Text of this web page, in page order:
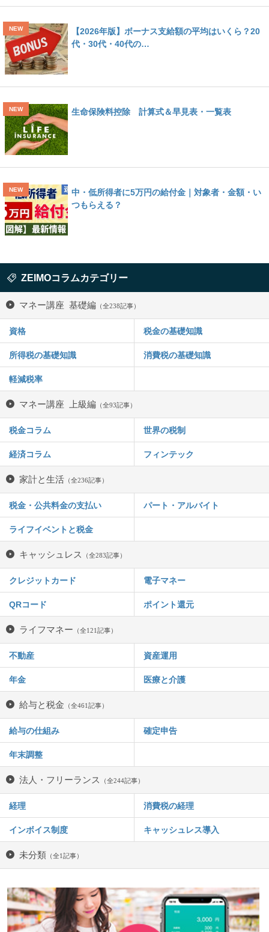
【2026年版】ボーナス支給額の平均はいくら？20
代・30代・40代の…
生命保険料控除 計算式＆早見表・一覧表
中・低所得者に5万円の給付金｜対象者・金額・い
つもらえる？
ZEIMOコラムカテゴリー
マネー講座 基礎編 （全238記事）
資格 税金の基礎知識
所得税の基礎知識 消費税の基礎知識
軽減税率
マネー講座 上級編 （全93記事）
税金コラム 世界の税制
経済コラム フィンテック
家計と生活 （全236記事）
税金・公共料金の支払い パート・アルバイト
ライフイベントと税金
キャッシュレス （全283記事）
クレジットカード 電子マネー
QRコード ポイント還元
ライフマネー （全121記事）
不動産 資産運用
年金 医療と介護
給与と税金 （全461記事）
給与の仕組み 確定申告
年末調整
法人・フリーランス （全244記事）
経理 消費税の経理
インボイス制度 キャッシュレス導入
未分類 （全1記事）